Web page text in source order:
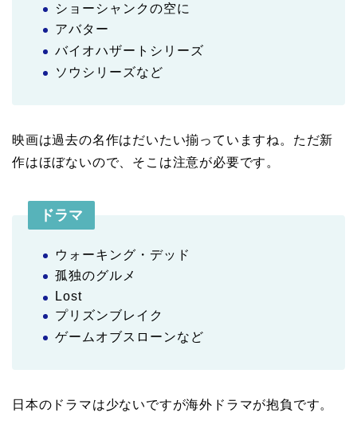
ショーシャンクの空に
アバター
バイオハザートシリーズ
ソウシリーズなど
映画は過去の名作はだいたい揃っていますね。ただ新
作はほぼないので、そこは注意が必要です。
ドラマ
ウォーキング・デッド
孤独のグルメ
Lost
プリズンブレイク
ゲームオブスローンなど
日本のドラマは少ないですが海外ドラマが抱負です。